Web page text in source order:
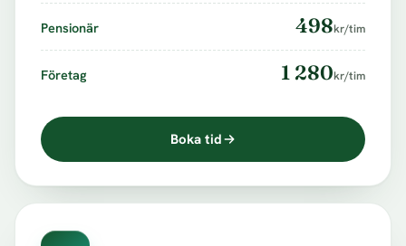
Pensionär 498kr/tim
Företag 1 280kr/tim
Boka tid